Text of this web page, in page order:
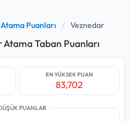
Puanları / Veznedar
Atama Taban Puanları
EN YÜKSEK PUAN
83,702
PUANLAR